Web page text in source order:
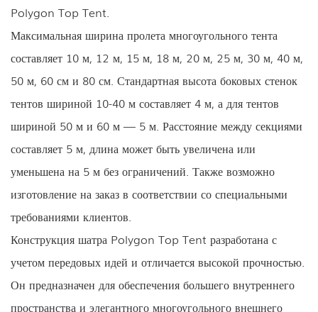
Polygon Top Tent.
Максимальная ширина пролета многоугольного тента
составляет 10 м, 12 м, 15 м, 18 м, 20 м, 25 м, 30 м, 40 м,
50 м, 60 см и 80 см. Стандартная высота боковых стенок
тентов шириной 10-40 м составляет 4 м, а для тентов
шириной 50 м и 60 м — 5 м. Расстояние между секциями
составляет 5 м, длина может быть увеличена или
уменьшена на 5 м без ограничений. Также возможно
изготовление на заказ в соответствии со специальными
требованиями клиентов.
Конструкция шатра Polygon Top Tent разработана с
учетом передовых идей и отличается высокой прочностью.
Он предназначен для обеспечения большего внутреннего
пространства и элегантного многоугольного внешнего